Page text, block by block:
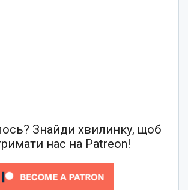
Знайди хвилинку, щоб
нас на Patreon!